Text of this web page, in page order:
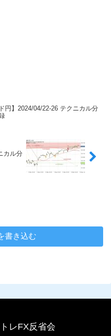
円】2024/04/22-26 テクニカル分
カル分
書き込む
レFX反省会